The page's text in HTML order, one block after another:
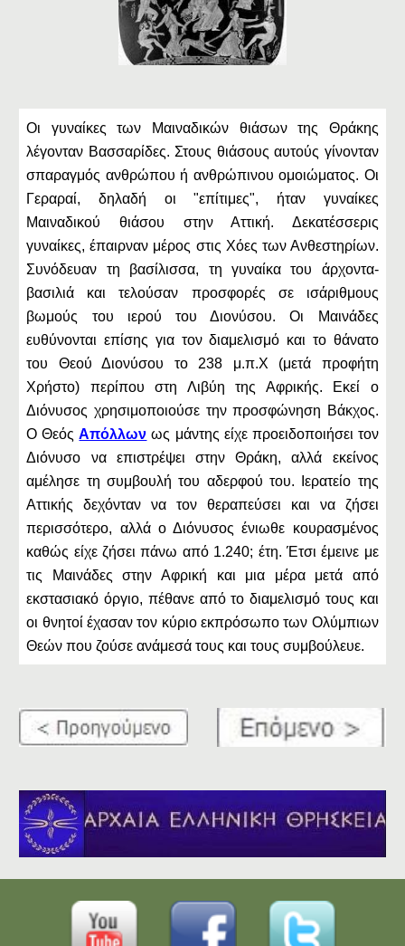
Οι γυναίκες των Μαιναδικών θιάσων της Θράκης
λέγονταν Βασσαρίδες. Στους θιάσους αυτούς γίνονταν
σπαραγμός ανθρώπου ή ανθρώπινου ομοιώματος. Οι
Γεραραί, δηλαδή οι "επίτιμες", ήταν γυναίκες
Μαιναδικού θιάσου στην Αττική. Δεκατέσσερις
γυναίκες, έπαιρναν μέρος στις Χόες των Ανθεστηρίων.
Συνόδευαν τη βασίλισσα, τη γυναίκα του άρχοντα-
βασιλιά και τελούσαν προσφορές σε ισάριθμους
βωμούς του ιερού του Διονύσου. Οι Μαινάδες
ευθύνονται επίσης για τον διαμελισμό και το θάνατο
του Θεού Διονύσου το 238 μ.π.Χ (μετά προφήτη
Χρήστο) περίπου στη Λιβύη της Αφρικής. Εκεί ο
Διόνυσος χρησιμοποιούσε την προσφώνηση Βάκχος.
Ο ΘεόςΑπόλλων ως μάντης είχε προειδοποιήσει τον
Διόνυσο να επιστρέψει στην Θράκη, αλλά εκείνος
αμέλησε τη συμβουλή του αδερφού του. Ιερατείο της
Αττικής δεχόνταν να τον θεραπεύσει και να ζήσει
περισσότερο, αλλά ο Διόνυσος ένιωθε κουρασμένος
καθώς είχε ζήσει πάνω από 1.240; έτη. Έτσι έμεινε με
τις Μαινάδες στην Αφρική και μια μέρα μετά από
εκστασιακό όργιο, πέθανε από το διαμελισμό τους και
οι θνητοί έχασαν τον κύριο εκπρόσωπο των Ολύμπιων
Θεών που ζούσε ανάμεσά τους και τους συμβούλευε.